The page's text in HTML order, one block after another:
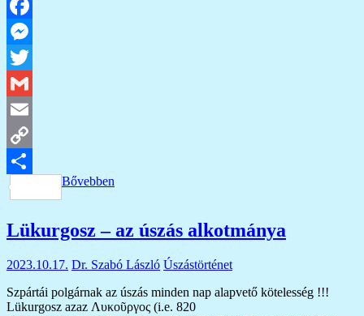
Facebook
Messenger
Twitter
Gmail
Email
Copy
Link
Ossza
Bővebben
Lükurgosz – az úszás alkotmánya
2023.10.17. Dr. Szabó László Úszástörténet
Szpártái polgárnak az úszás minden nap alapvető kötelesség !!!
Lükurgosz azaz Λυκοῦργος (i.e. 820